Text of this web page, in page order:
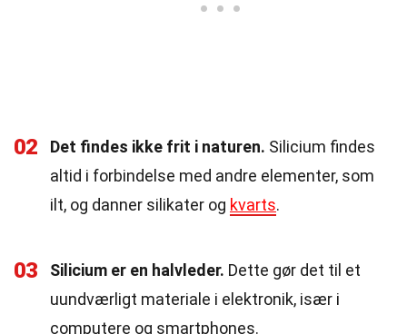
02 Det findes ikke frit i naturen. Silicium findes
altid i forbindelse med andre elementer, som
ilt, og danner silikater og kvarts.
03 Silicium er en halvleder. Dette gør det til et
uundværligt materiale i elektronik, især i
computere og smartphones.